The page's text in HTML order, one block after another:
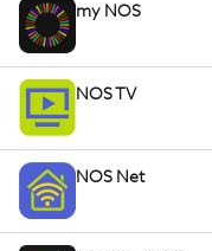
my NOS
NOS TV
NOS Net